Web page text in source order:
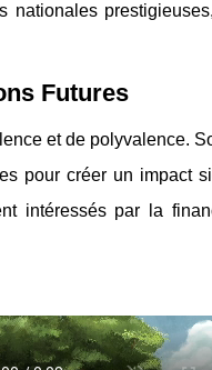
nationales
Futures
et de polyvalence.
pour créer un impact
intéressés par la